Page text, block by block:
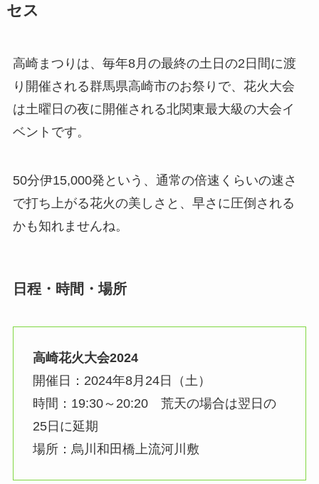
セス
高崎まつりは、毎年8月の最終の土日の2日間に渡
り開催される群馬県高崎市のお祭りで、花火大会
は土曜日の夜に開催される北関東最大級の大会イ
ベントです。
50分伊15,000発という、通常の倍速くらいの速さ
で打ち上がる花火の美しさと、早さに圧倒される
かも知れませんね。
日程・時間・場所
高崎花火大会2024
開催日：2024年8月24日（土）
時間：19:30～20:20 荒天の場合は翌日の
25日に延期
場所：烏川和田橋上流河川敷